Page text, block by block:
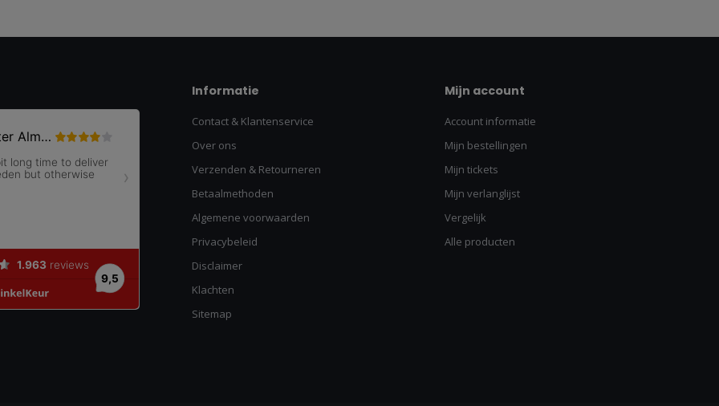
Informatie
Contact & Klantenservice
Over ons
Verzenden & Retourneren
Betaalmethoden
Algemene voorwaarden
Privacybeleid
Disclaimer
Klachten
Sitemap
Mijn account
Account informatie
Mijn bestellingen
Mijn tickets
Mijn verlanglijst
Vergelijk
Alle producten